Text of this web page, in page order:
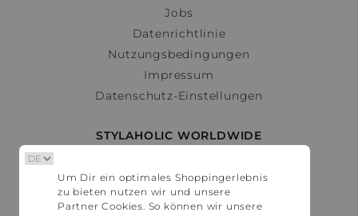
Jobs
Datenrichtlinie
Nutzungsbedingungen
Impressum
Datenschutz-Einstellungen
STYLAHOLIC WORLDWIDE
Österreich
Schweiz
Um Dir ein optimales Shoppingerlebnis
zu bieten nutzen wir und unsere
Partner Cookies. So können wir unsere